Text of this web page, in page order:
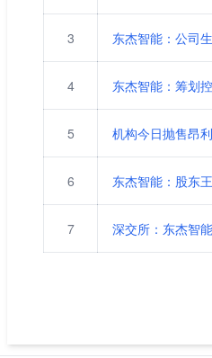
3 东杰智能：公司
4 东杰智能：筹划
5 机构今日抛售昂
6 东杰智能：股东
7 深交所：东杰智